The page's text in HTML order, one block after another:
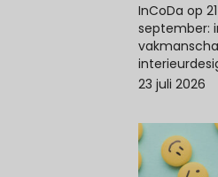
InCoDa op
september:
23 juli 2026